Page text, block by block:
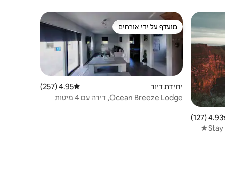
ממוצע של 4.93 מתוך 5, 127 ביקורות
4.93 (127)
מועדף על ידי אורחים
מועדף על ידי אורחים
יחידת דיור דירוג ממוצע של 4.95 מתוך 5, 257 ביקורות
4.95 (257)
Ocean Breeze Lodge, דירה עם 4 מיטות